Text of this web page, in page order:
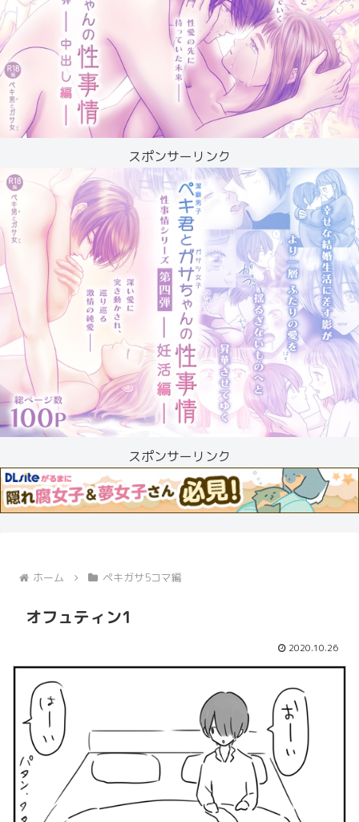
スポンサーリンク
スポンサーリンク
ホーム ペキガサ5コマ編
オフュティン1
2020.10.26